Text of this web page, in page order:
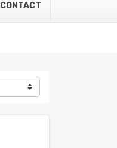
CONTACT